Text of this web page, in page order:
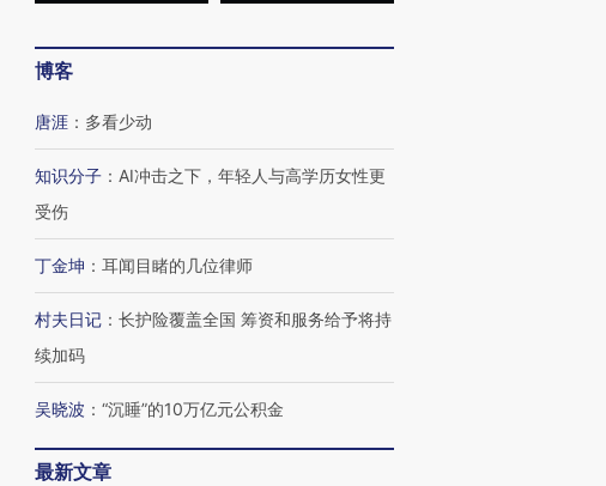
博客
唐涯 ： 多看少动
知识分子 ： AI冲击之下，年轻人与高学历女性更
受伤
丁金坤 ： 耳闻目睹的几位律师
村夫日记 ： 长护险覆盖全国 筹资和服务给予将持
续加码
吴晓波 ： “沉睡”的10万亿元公积金
最新文章